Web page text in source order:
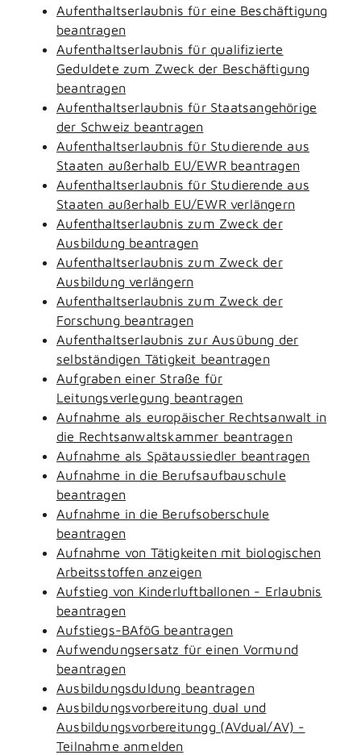
Aufenthaltserlaubnis für eine Beschäftigung
beantragen
Aufenthaltserlaubnis für qualifizierte
Geduldete zum Zweck der Beschäftigung
beantragen
Aufenthaltserlaubnis für Staatsangehörige
der Schweiz beantragen
Aufenthaltserlaubnis für Studierende aus
Staaten außerhalb EU/EWR beantragen
Aufenthaltserlaubnis für Studierende aus
Staaten außerhalb EU/EWR verlängern
Aufenthaltserlaubnis zum Zweck der
Ausbildung beantragen
Aufenthaltserlaubnis zum Zweck der
Ausbildung verlängern
Aufenthaltserlaubnis zum Zweck der
Forschung beantragen
Aufenthaltserlaubnis zur Ausübung der
selbständigen Tätigkeit beantragen
Aufgraben einer Straße für
Leitungsverlegung beantragen
Aufnahme als europäischer Rechtsanwalt in
die Rechtsanwaltskammer beantragen
Aufnahme als Spätaussiedler beantragen
Aufnahme in die Berufsaufbauschule
beantragen
Aufnahme in die Berufsoberschule
beantragen
Aufnahme von Tätigkeiten mit biologischen
Arbeitsstoffen anzeigen
Aufstieg von Kinderluftballonen - Erlaubnis
beantragen
Aufstiegs-BAföG beantragen
Aufwendungsersatz für einen Vormund
beantragen
Ausbildungsduldung beantragen
Ausbildungsvorbereitung dual und
Ausbildungsvorbereitungg (AVdual/AV) -
Teilnahme anmelden